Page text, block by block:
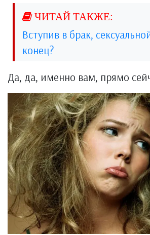
Вступив в брак,
конец?
Да, да, именно вам, прямо